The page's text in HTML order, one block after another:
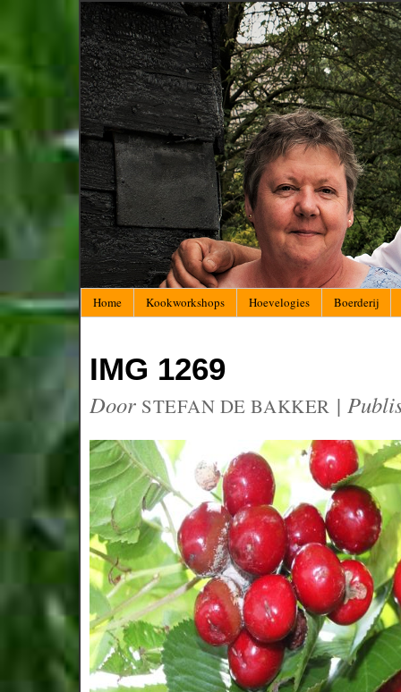
Home Kookworkshops Hoevelogies Boerderij
IMG 1269
Door STEFAN DE BAKKER |